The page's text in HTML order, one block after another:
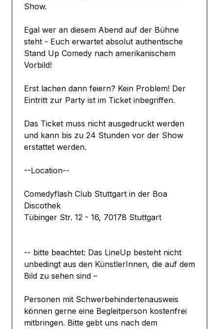
Show.
Egal wer an diesem Abend auf der Bühne
steht - Euch erwartet absolut authentische
Stand Up Comedy nach amerikanischem
Vorbild!
Erst lachen dann feiern? Kein Problem! Der
Eintritt zur Party ist im Ticket inbegriffen.
Das Ticket muss nicht ausgedruckt werden
und kann bis zu 24 Stunden vor der Show
erstattet werden.
--Location--
Comedyflash Club Stuttgart in der Boa
Discothek
Tübinger Str. 12 - 16, 70178 Stuttgart
-- bitte beachtet: Das LineUp besteht nicht
unbedingt aus den KünstlerInnen, die auf dem
Bild zu sehen sind –
Personen mit Schwerbehindertenausweis
können gerne eine Begleitperson kostenfrei
mitbringen. Bitte gebt uns nach dem